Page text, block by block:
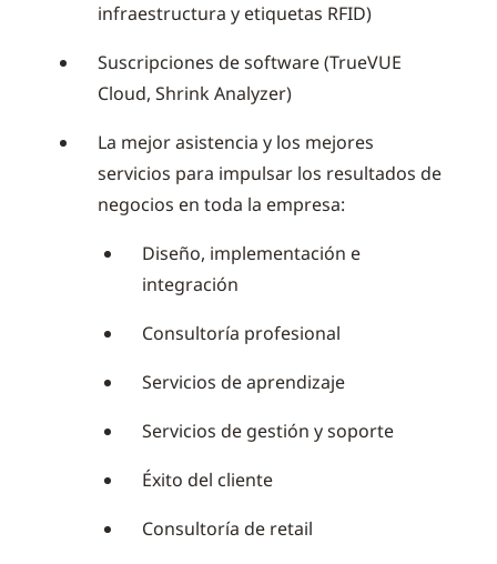
infraestructura y etiquetas RFID)
Suscripciones de software (TrueVUE
Cloud, Shrink Analyzer)
La mejor asistencia y los mejores
servicios para impulsar los resultados de
negocios en toda la empresa:
Diseño, implementación e
integración
Consultoría profesional
Servicios de aprendizaje
Servicios de gestión y soporte
Éxito del cliente
Consultoría de retail